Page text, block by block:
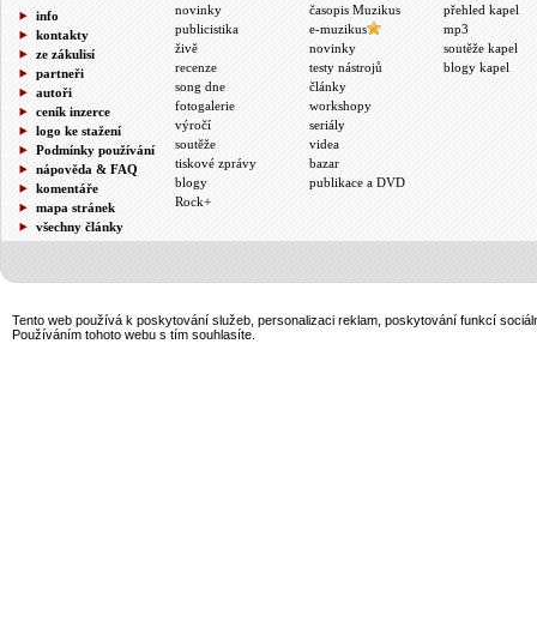
info
kontakty
ze zákulisí
partneři
autoři
ceník inzerce
logo ke stažení
Podmínky používání
nápověda & FAQ
komentáře
mapa stránek
všechny články
novinky
publicistika
živě
recenze
song dne
fotogalerie
výročí
soutěže
tiskové zprávy
blogy
Rock+
časopis Muzikus
e-muzikus
novinky
testy nástrojů
články
workshopy
seriály
videa
bazar
publikace a DVD
přehled kapel
mp3
soutěže kapel
blogy kapel
Tento web používá k poskytování služeb, personalizaci reklam, poskytování funkcí
Používáním tohoto webu s tím souhlasíte.